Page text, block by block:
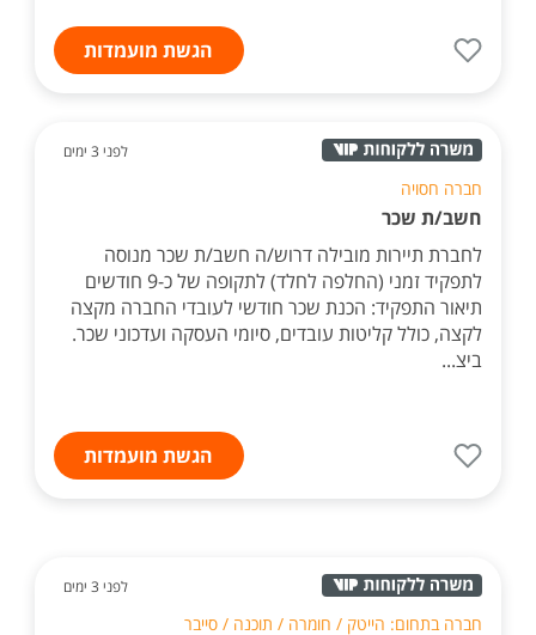
הגשת מועמדות
לפני 3 ימים
חברה חסויה
חשב/ת שכר
לחברת תיירות מובילה דרוש/ה חשב/ת שכר מנוסה
לתפקיד זמני (החלפה לחלד) לתקופה של כ-9 חודשים
תיאור התפקיד: הכנת שכר חודשי לעובדי החברה מקצה
לקצה, כולל קליטות עובדים, סיומי העסקה ועדכוני שכר.
ביצ...
הגשת מועמדות
לפני 3 ימים
חברה בתחום: הייטק / חומרה / תוכנה / סייבר